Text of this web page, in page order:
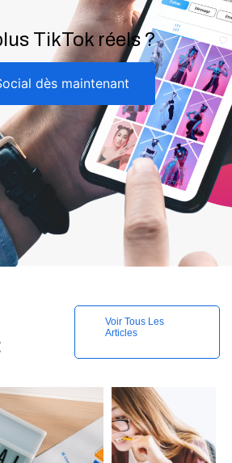
TikTok réels ?
dès maintenant
Voir Tous Les
Articles